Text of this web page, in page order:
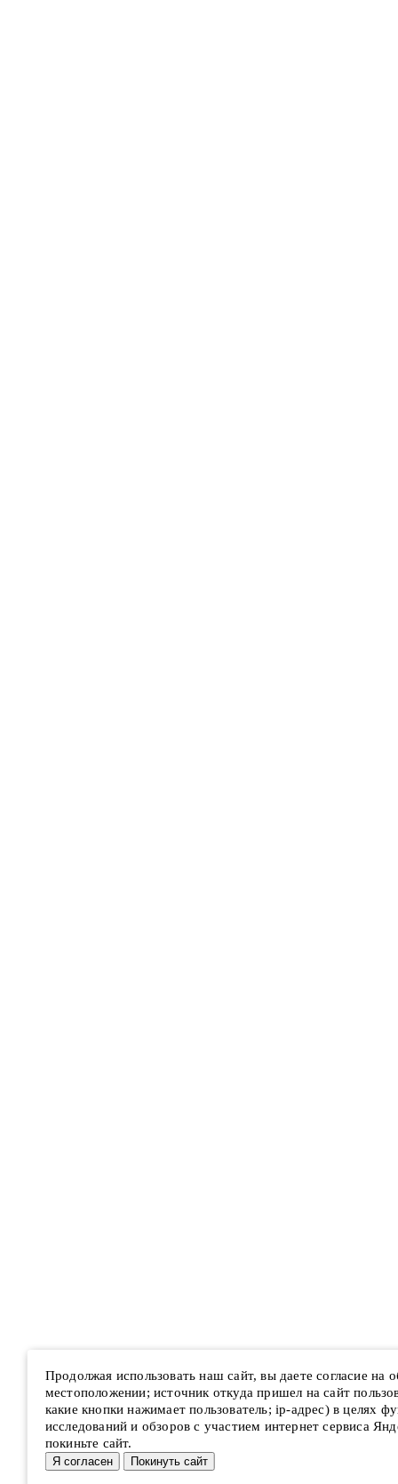
Продолжая использовать наш сайт, вы даете согласие на
местоположении; источник откуда пришел на сайт
какие кнопки нажимает пользователь; ip-адрес) в целях
исследований и обзоров с участием интернет сервиса
покиньте сайт.
Я согласен Покинуть сайт